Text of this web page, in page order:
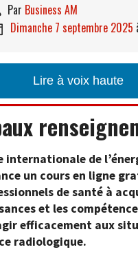
par Business AM
dimanche 7 septembre 2025
Lire à voix haute
internationale de
un cours en ligne
de santé à
et les
efficacement aux
radiologique.